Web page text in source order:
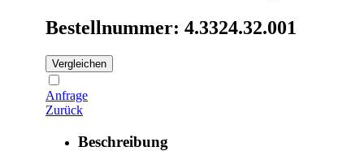
Bestellnummer: 4.3324.32.001
Vergleichen
Anfrage
Zurück
Beschreibung